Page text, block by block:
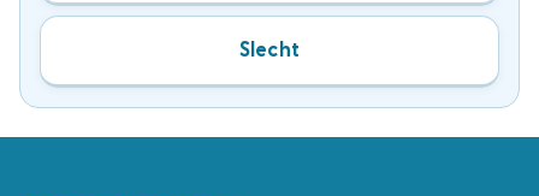
Slecht